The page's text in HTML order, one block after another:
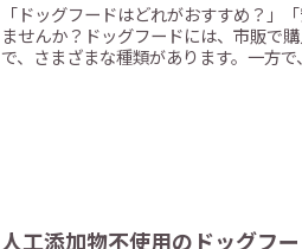
「ドッグフードはどれがおすすめ？」
ませんか？ドッグフードには、市販で
で、さまざまな種類があります。一方
人工添加物不使用のドッグフ